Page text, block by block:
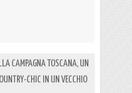
CAMPAGNA TOSCANA, UN
CHIC IN UN VECCHIO